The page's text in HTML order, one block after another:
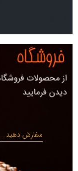
سفارش دهید...